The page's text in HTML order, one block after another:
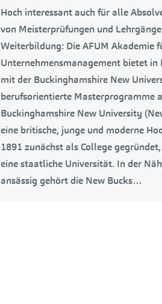
Hoch interessant auch für alle
von Meisterprüfungen und
Weiterbildung: Die AFUM Akademie
Unternehmensmanagement bietet in
mit der Buckinghamshire New
berufsorientierte Masterprogramme
Buckinghamshire New University
eine britische, junge und moderne
1891 zunächst als College
eine staatliche Universität. In der
ansässig gehört die New Bucks…